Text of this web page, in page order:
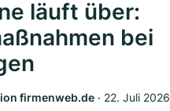
läuft über:
bei
firmenweb.de ‧ 22. Juli 2026